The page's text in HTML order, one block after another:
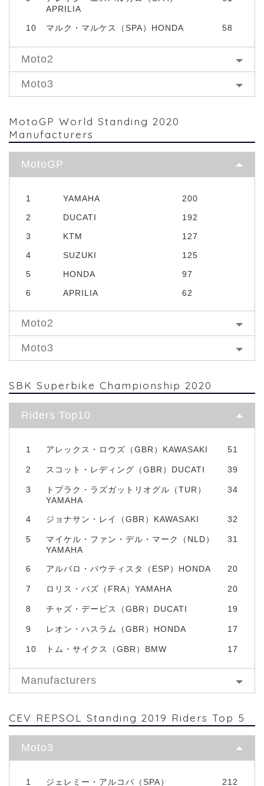
APRILIA
10 マルク・マルケス（SPA）HONDA 58
Moto2
Moto3
MotoGP World Standing 2020
Manufacturers
MotoGP
1 YAMAHA
200
2
DUCATI
192
3
KTM
127
4
SUZUKI
125
5
HONDA
97
6
APRILIA 62
Moto2
Moto3
SBK Superbike Championship 2020
Riders Top10
1 アレックス・ロウズ（GBR）KAWASAKI 51
2 スコット・レディング（GBR）DUCATI 39
3
トプラク・ラズガットリオグル（TUR）
YAMAHA
34
4 ジョナサン・レイ（GBR）KAWASAKI 32
5
マイケル・ファン・デル・マーク（NLD）
YAMAHA
31
6 アルバロ・バウティスタ（ESP）HONDA 20
7 ロリス・バズ（FRA）YAMAHA 20
8 チャズ・デービス（GBR）DUCATI 19
9 レオン・ハスラム（GBR）HONDA 17
10 トム・サイクス（GBR）BMW 17
Manufacturers
CEV REPSOL Standing 2019 Riders Top 5
Moto3
1 ジェレミー・アルコバ（SPA） 212